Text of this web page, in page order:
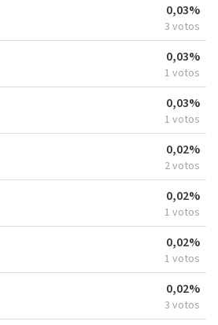
0,03%
3 votos
0,03%
1 votos
0,03%
1 votos
0,02%
2 votos
0,02%
1 votos
0,02%
1 votos
0,02%
3 votos